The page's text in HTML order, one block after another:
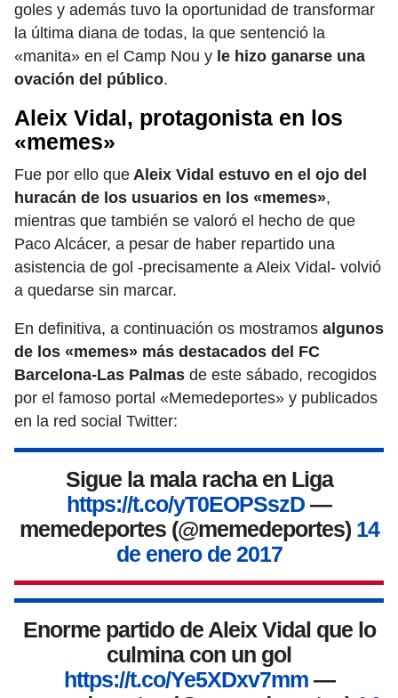
goles y además tuvo la oportunidad de transformar
la última diana de todas, la que sentenció la
«manita» en el Camp Nou y le hizo ganarse una
ovación del público.
Aleix Vidal, protagonista en los
«memes»
Fue por ello que Aleix Vidal estuvo en el ojo del
huracán de los usuarios en los «memes»,
mientras que también se valoró el hecho de que
Paco Alcácer, a pesar de haber repartido una
asistencia de gol -precisamente a Aleix Vidal- volvió
a quedarse sin marcar.
En definitiva, a continuación os mostramos algunos
de los «memes» más destacados del FC
Barcelona-Las Palmas de este sábado, recogidos
por el famoso portal «Memedeportes» y publicados
en la red social Twitter:
Sigue la mala racha en Liga
https://t.co/yT0EOPSszD —
memedeportes (@memedeportes) 14
de enero de 2017
Enorme partido de Aleix Vidal que lo
culmina con un gol
https://t.co/Ye5XDxv7mm—